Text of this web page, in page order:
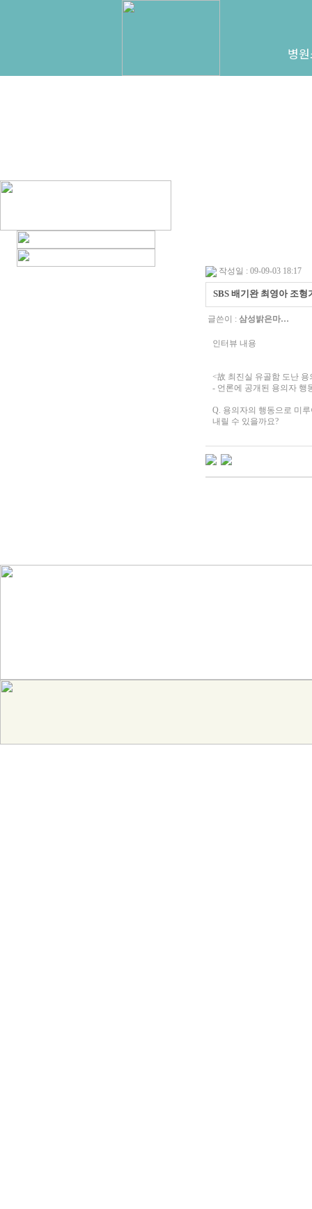
병
작성일 : 09-09-03 18:17
SBS 배기완 최영아 조형
글쓴이 : 삼성밝은마…
인터뷰 내용
<故 최진실 유골함 도난 용
- 언론에 공개된 용의자 행
Q. 용의자의 행동으로 미
내릴 수 있을까요?